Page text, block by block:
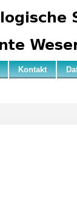
Kontakt